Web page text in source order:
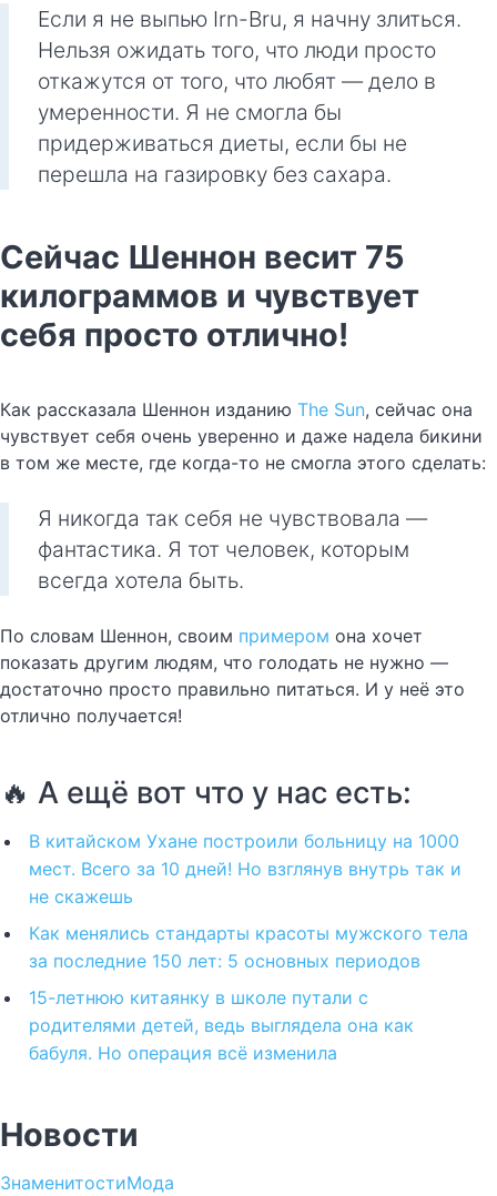
Если я не выпью Irn-Bru, я начну злиться.
Нельзя ожидать того, что люди просто
откажутся от того, что любят — дело в
умеренности. Я не смогла бы
придерживаться диеты, если бы не
перешла на газировку без сахара.
Сейчас Шеннон весит 75
килограммов и чувствует
себя просто отлично!
Как рассказала Шеннон изданию The Sun, сейчас она
чувствует себя очень уверенно и даже надела бикини
в том же месте, где когда-то не смогла этого сделать:
Я никогда так себя не чувствовала —
фантастика. Я тот человек, которым
всегда хотела быть.
По словам Шеннон, своим примером она хочет
показать другим людям, что голодать не нужно —
достаточно просто правильно питаться. И у неё это
отлично получается!
🔥 А ещё вот что у нас есть:
В китайском Ухане построили больницу на 1000
мест. Всего за 10 дней! Но взглянув внутрь так и
не скажешь
Как менялись стандарты красоты мужского тела
за последние 150 лет: 5 основных периодов
15-летнюю китаянку в школе путали с
родителями детей, ведь выглядела она как
бабуля. Но операция всё изменила
Новости
ЗнаменитостиМода